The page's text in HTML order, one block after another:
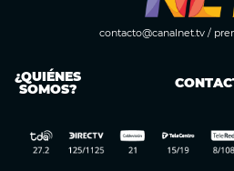
contacto@canalnet.tv/
¿QUIÉNES
SOMOS?